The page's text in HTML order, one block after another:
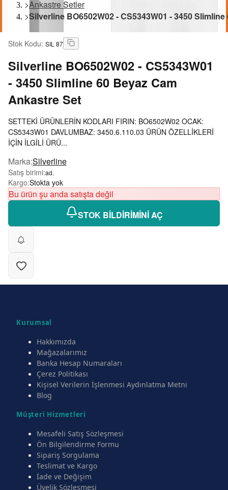
>Ankastre Setler
>Silverline BO6502W02 - CS5343W01 - 3450
Stok Kodu: SIL 87
Silverline BO6502W02 - CS5343W01
- 3450 Slimline 60 Beyaz Cam
Ankastre Set
SETTEKİ ÜRÜNLERİN KODLARI FIRIN: BO6502W02 OCAK:
CS5343W01 DAVLUMBAZ: 3450.6.110.03 ÜRÜN ÖZELLİKLERİ
İÇİN İLGİLİ ÜRÜ...
Marka:Silverline
Satış birimi:ad.
Kargo:Stokta yok
Bu ürün şu anda satışta değil
STOK BİLDİRİMİNİ AÇ
Kurumsal
Hakkımızda
Mağazalarımız
Banka Hesap Numaraları
Çerez Politikası
Kişisel Verilerin İşlenmesi Aydınlatma Metni
Blog
Müşteri Hizmetleri
Mesafeli Satış Sözleşmesi
Ön Bilgilendirme Formu
Sipariş Sorgulama
Teslimat ve Kargo
İade ve Değişim
Üyelik Sözleşmesi